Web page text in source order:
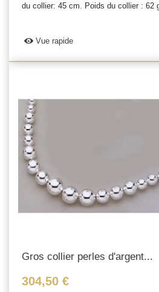
du collier: 45 cm. Poids du collier : 62
Vue rapide
Gros collier perles d'argent...
304,50 €